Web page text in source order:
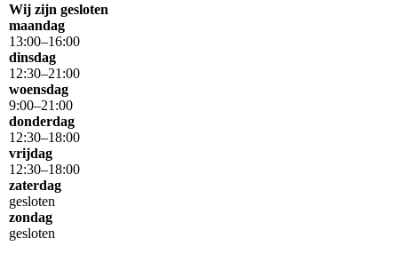
Wij zijn gesloten
maandag
13:00–16:00
dinsdag
12:30–21 :00
woensdag
9:00–21 :00
donderdag
12:30–18:00
vrijdag
12:30–18:00
zaterdag
gesloten
zondag
gesloten